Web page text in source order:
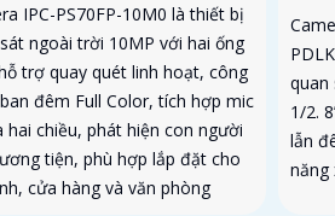
IPC-PS70FP-10M0 là thiết bị
ngoài trời 10MP với hai ống
trợ quay quét linh hoạt, công
đêm Full Color, tích hợp mic
hai chiều, phát hiện con người
tiện, phù hợp lắp đặt cho
cửa hàng và văn phòng
quan
1/2.
lẫn
năng